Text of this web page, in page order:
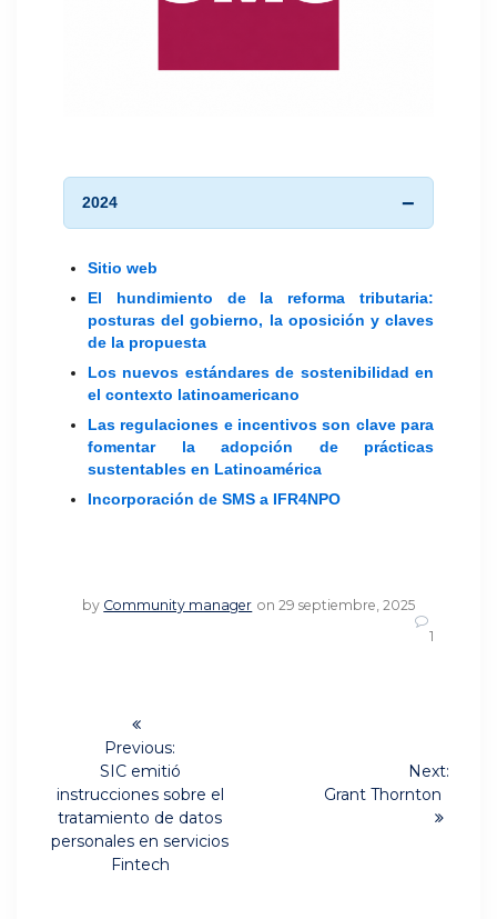
2024
Sitio web
El hundimiento de la reforma tributaria:
posturas del gobierno, la oposición y claves
de la propuesta
Los nuevos estándares de sostenibilidad en
el contexto latinoamericano
Las regulaciones e incentivos son clave para
fomentar la adopción de prácticas
sustentables en Latinoamérica
Incorporación de SMS a IFR4NPO
by Community manager on 29 septiembre, 2025
1
Navegación
entradas
Previous:
Previous
post:
SIC emitió
instrucciones sobre el
tratamiento de datos
personales en servicios
Fintech
Next:
Grant Thornton